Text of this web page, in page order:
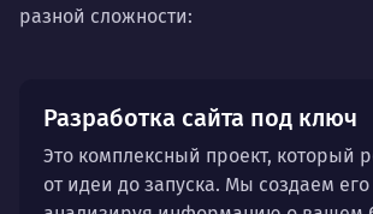
разной сложности:
Разработка сайта под ключ
Это комплексный проект, который
от идеи до запуска. Мы создаем его